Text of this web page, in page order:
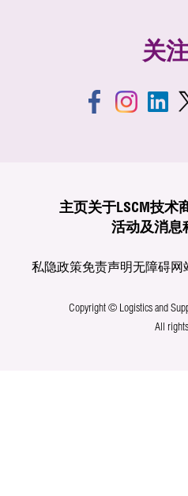
关
主页关于LSCM技术
活动及消息
私隐政策免责声明无障碍网
Copyright © Logistics and
All